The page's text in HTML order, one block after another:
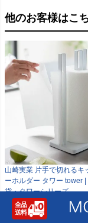
他のお客様はこ
山崎実業 片手で切れるキ
ーホルダー タワー tower
貨・タワーシリーズ
3,700 (税込)